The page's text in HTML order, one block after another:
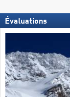
Évaluations